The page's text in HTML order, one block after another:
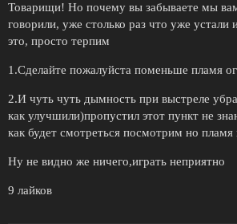
Товарищи! Но почему вы забываете мы
говорили, уже столько раз что уже устали
это, просто терпим
1.Сделайте пожалуйста поменьше пламя
2.И чуть чуть дымность при выстреле
как улучшили)пропустил этот пункт не
как будет смотреться посмотрим но
Ну не видно же ничего,играть неприятно
9 лайков